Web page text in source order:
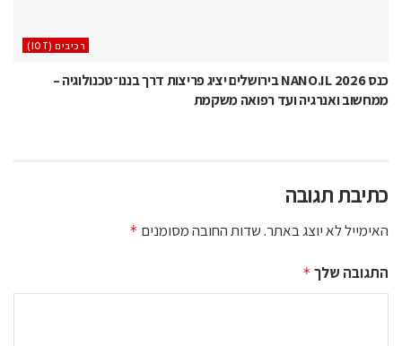
‫רכיבים‬ (IOT)
כנס NANO.IL 2026 בירושלים יציג פריצות דרך בננו־טכנולוגיה –
ממחשוב ואנרגיה ועד רפואה משקמת
כתיבת תגובה
האימייל לא יוצג באתר.שדות החובה מסומנים *
התגובה שלך *